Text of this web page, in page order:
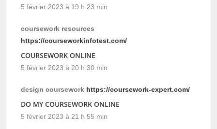
5 février 2023 à 19 h 23 min
coursework resources
https://courseworkinfotest.com/
COURSEWORK ONLINE
5 février 2023 à 20 h 30 min
design coursework https://coursework-expert.com/
DO MY COURSEWORK ONLINE
5 février 2023 à 21 h 55 min